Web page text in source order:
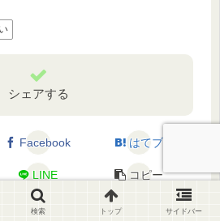
シェアする
Facebook はてブ
LINE コピー
検索 トップ サイドバー